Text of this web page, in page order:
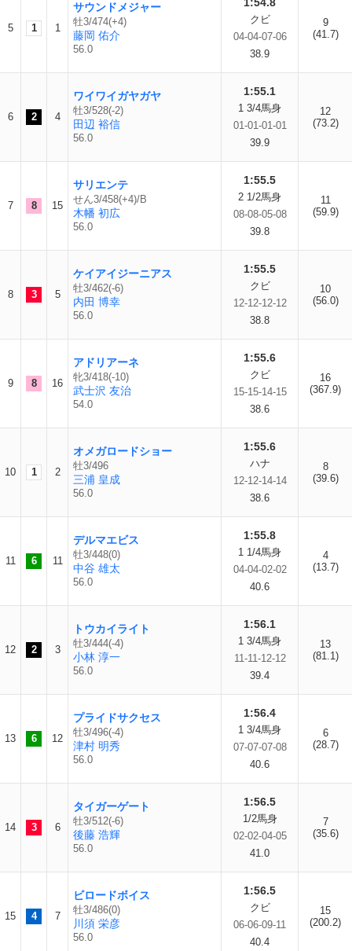
5 1 1
サウンドメジャー
牡3/474(+4)
藤岡 佑介
56.0
クビ
04-04-07-06
38.9
9
(41.7)
6 2 4
ワイワイガヤガヤ
牡3/528(-2)
田辺 裕信
56.0
1:55.1
1 3/4馬身
01-01-01-01
39.9
12
(73.2)
7 8 15
サリエンテ
せん3/458(+4)/B
木幡 初広
56.0
1:55.5
2 1/2馬身
08-08-05-08
39.8
11
(59.9)
8 3 5
ケイアイジーニアス
牡3/462(-6)
内田 博幸
56.0
1:55.5
クビ
12-12-12-12
38.8
10
(56.0)
9 8 16
アドリアーネ
牝3/418(-10)
武士沢 友治
54.0
1:55.6
クビ
15-15-14-15
38.6
16
(367.9)
10 1 2
オメガロードショー
牡3/496
三浦 皇成
56.0
1:55.6
ハナ
12-12-14-14
38.6
8
(39.6)
11 6 11
デルマエビス
牡3/448(0)
中谷 雄太
56.0
1:55.8
1 1/4馬身
04-04-02-02
40.6
4
(13.7)
12 2 3
トウカイライト
牡3/444(-4)
小林 淳一
56.0
1:56.1
1 3/4馬身
11-11-12-12
39.4
13
(81.1)
13 6 12
プライドサクセス
牡3/496(-4)
津村 明秀
56.0
1:56.4
1 3/4馬身
07-07-07-08
40.6
6
(28.7)
14 3 6
タイガーゲート
牡3/512(-6)
後藤 浩輝
56.0
1:56.5
1/2馬身
02-02-04-05
41.0
7
(35.6)
15 4 7
ビロードボイス
牡3/486(0)
川須 栄彦
56.0
1:56.5
クビ
06-06-09-11
40.4
15
(200.2)